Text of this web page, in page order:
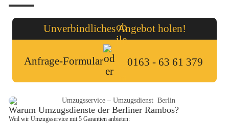
Unverbindliches Angebot holen!
Anfrage-Formular 0163 - 63 61 379
Warum Umzugsdienste der Berliner Rambos?
Weil wir Umzugsservice mit 5 Garantien anbieten: